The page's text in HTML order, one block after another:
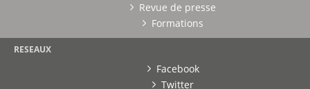
Revue de presse
Formations
RESEAUX
Facebook
Twitter